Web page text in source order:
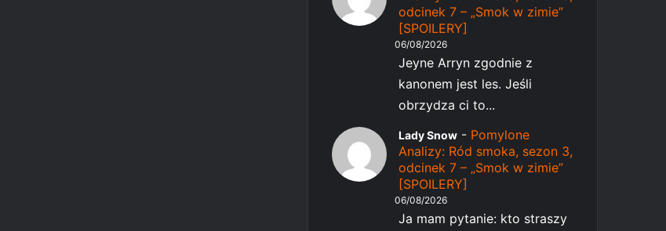
odcinek 7 – „Smok w zimie”
[SPOILERY]
06/08/2026
Jeyne Arryn zgodnie z
kanonem jest les. Jeśli
obrzydza ci to...
Lady Snow - Pomylone
Analizy: Ród smoka, sezon 3,
odcinek 7 – „Smok w zimie”
[SPOILERY]
06/08/2026
Ja mam pytanie: kto straszy